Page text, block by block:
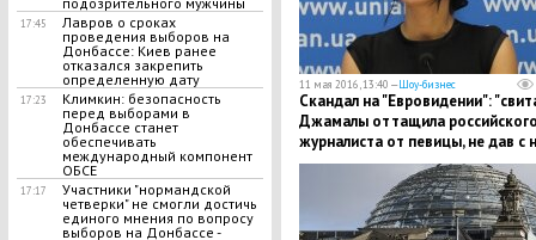
17:45
Лавров о сроках
проведения выборов на
Донбассе: Киев ранее
отказался закрепить
определенную дату
17:23
Климкин: безопасность
перед выборами в
Донбассе станет
обеспечивать
международный компонент
ОБСЕ
17:17
Участники "нормандской
четверки" не смогли достичь
единого мнения по вопросу
выборов на Донбассе -
11 мая 2016, 13:40 —Шоу-бизнес
Скандал на "Евровидении":
Джамалы оттащила
журналиста от певицы, не дав с
пообщаться